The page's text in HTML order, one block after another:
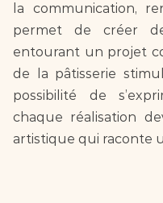
la communication,
permet de créer
entourant un projet
de la pâtisserie
possibilité de
chaque réalisation
artistique qui raconte